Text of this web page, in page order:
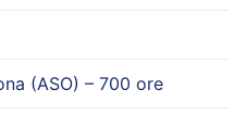
(ASO) – 700 ore